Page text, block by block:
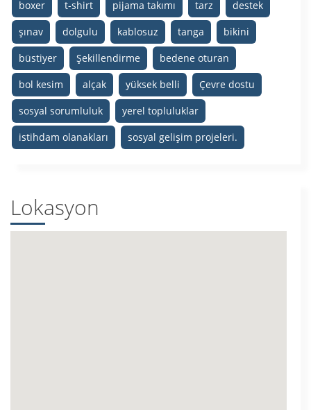
boxer t-shirt pijama takımı tarz
destek
şınav
dolgulu kablosuz tanga
bikini
büstiyer
Şekillendirme
bedene oturan
bol kesim
alçak yüksek belli
Çevre dostu
sosyal sorumluluk
yerel topluluklar
istihdam olanakları
sosyal gelişim projeleri.
Lokasyon